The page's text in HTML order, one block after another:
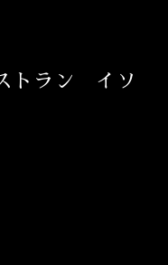
トラン イソ